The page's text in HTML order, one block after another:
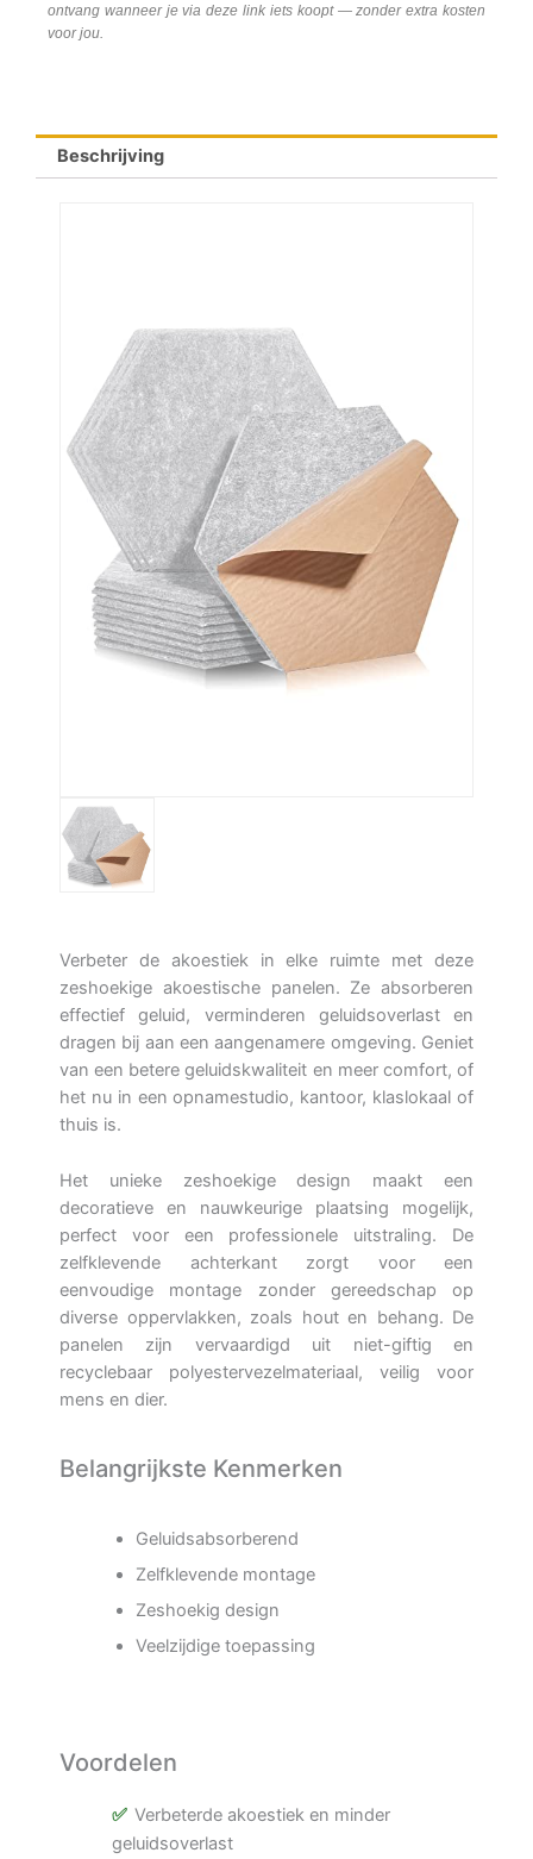
ontvang wanneer je via deze link iets koopt — zonder extra kosten
voor jou.
Beschrijving
Verbeter de akoestiek in elke ruimte met deze
zeshoekige akoestische panelen. Ze absorberen
effectief geluid, verminderen geluidsoverlast en
dragen bij aan een aangenamere omgeving. Geniet
van een betere geluidskwaliteit en meer comfort, of
het nu in een opnamestudio, kantoor, klaslokaal of
thuis is.
Het unieke zeshoekige design maakt een
decoratieve en nauwkeurige plaatsing mogelijk,
perfect voor een professionele uitstraling. De
zelfklevende achterkant zorgt voor een
eenvoudige montage zonder gereedschap op
diverse oppervlakken, zoals hout en behang. De
panelen zijn vervaardigd uit niet-giftig en
recyclebaar polyestervezelmateriaal, veilig voor
mens en dier.
Belangrijkste Kenmerken
Geluidsabsorberend
Zelfklevende montage
Zeshoekig design
Veelzijdige toepassing
Voordelen
Verbeterde akoestiek en minder
geluidsoverlast